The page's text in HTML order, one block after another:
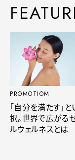
PROMOTIOM
「自分を満たす」
択。世界で広がる
ルウェルネスとは